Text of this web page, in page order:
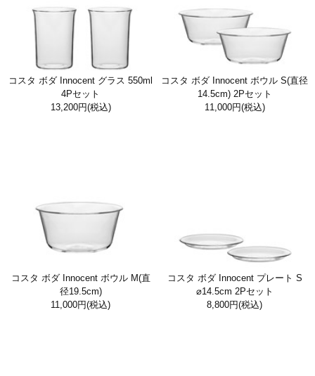
コスタ ボダ Innocent グラス 550ml
4Pセット
13,200円(税込)
コスタ ボダ Innocent ボウル S(直径
14.5cm) 2Pセット
11,000円(税込)
コスタ ボダ Innocent ボウル M(直
径19.5cm)
11,000円(税込)
コスタ ボダ Innocent プレート S
⌀14.5cm 2Pセット
8,800円(税込)